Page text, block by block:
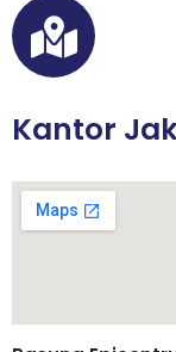
Kantor